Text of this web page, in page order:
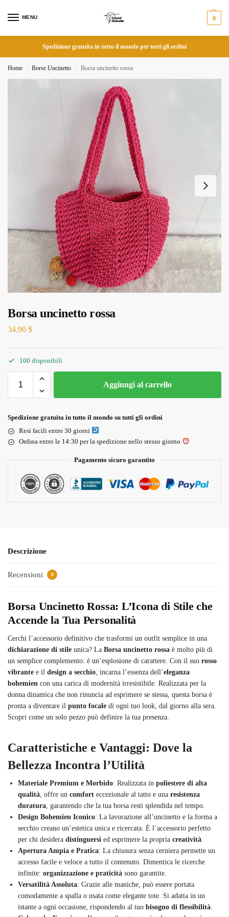
MENU 0
Spedizione gratuita in tutto il mondo per tutti gli ordini
Home / Borse Uncinetto / Borsa uncinetto rossa
Borsa uncinetto rossa
34.90 $
100 disponibili
Aggiungi al carrello
Spedizione gratuita in tutto il mondo su tutti gli ordini
Resi facili entro 30 giorni
Ordina entro le 14:30 per la spedizione nello stesso giorno
Pagamento sicuro garantito
Descrizione
Recensioni 0
Borsa Uncinetto Rossa: L’Icona di Stile che
Accende la Tua Personalità
Cerchi l’accessorio definitivo che trasformi un outfit semplice in una
dichiarazione di stile unica? La Borsa uncinetto rossa è molto più di
un semplice complemento: è un’esplosione di carattere. Con il suo rosso
vibrante e il design a secchio , incarna l’essenza dell’eleganza
bohemien con una carica di modernità irresistibile. Realizzata per la
donna dinamica che non rinuncia ad esprimere se stessa, questa borsa è
pronta a diventare il punto focale di ogni tuo look, dal giorno alla sera.
Scopri come un solo pezzo può definire la tua presenza.
Caratteristiche e Vantaggi: Dove la
Bellezza Incontra l’Utilità
Materiale Premium e Morbido: Realizzata in poliestere di alta
qualità , offre un comfort eccezionale al tatto e una resistenza
duratura , garantendo che la tua borsa resti splendida nel tempo.
Design Bohemien Iconico: La lavorazione all’uncinetto e la forma a
secchio creano un’estetica unica e ricercata. È l’accessorio perfetto
per chi desidera distinguersi ed esprimere la propria creatività
Apertura Ampia e Pratica: La chiusura senza cerniera permette un
accesso facile e veloce a tutto il contenuto. Dimentica le ricerche
infinite: organizzazione e praticità sono garantite.
Versatilità Assoluta: Grazie alle maniche, può essere portata
comodamente a spalla o usata come elegante tote. Si adatta in un
istante a ogni occasione, rispondendo al tuo bisogno di flessibilità